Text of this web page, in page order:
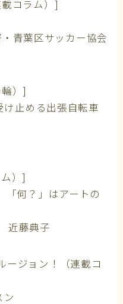
コラム）]
青葉区サッカー協会
）]
止める出張自転車
）]
「何？」はアートの
近藤典子
ージョン！（連載コ
ン